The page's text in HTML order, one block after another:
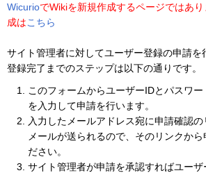
WicurioでWikiを新規作成するページではあ
成はこちら
サイト管理者に対してユーザー登録の申請を
登録完了までのステップは以下の通りです。
このフォームからユーザーIDとパスワ
を入力して申請を行います。
入力したメールアドレス宛に申請確認
メールが送られるので、そのリンクから
ださい。
サイト管理者が申請を承認すればユーザ